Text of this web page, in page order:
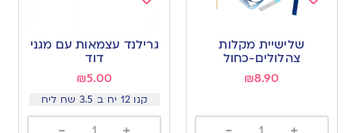
wishlist
שלישיית מקלות
צהלולים-כחול
₪8.90
to
wishlist
גרילנד עצמאות עם מגני
דוד
₪5.00
קנו 12 יח ב 3.5 שח ליח